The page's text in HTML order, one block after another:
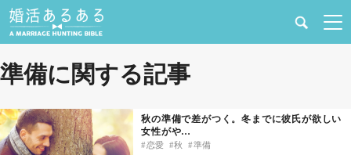
健康
恋愛の悩み
準備に関する記事
秋の準備で差がつく。冬までに彼氏が欲しい
女性がや…
恋愛 秋 準備